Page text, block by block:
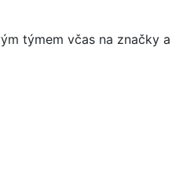
týmem včas na značky a